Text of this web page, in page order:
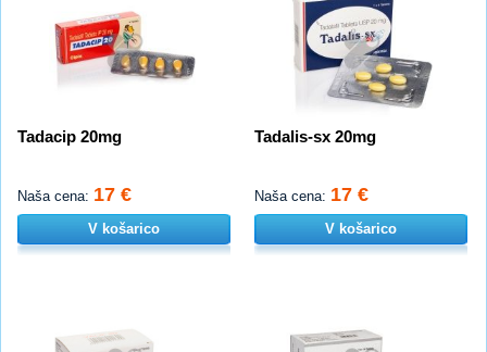
Tadacip 20mg
Naša cena: 17 €
V košarico
Tadalis-sx 20mg
Naša cena: 17 €
V košarico